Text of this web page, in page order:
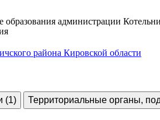
образования администрации
района Кировской области
(1)
Территориальные органы,